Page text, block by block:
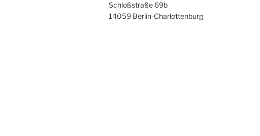
Schloßstraße 69b
14059 Berlin-Charlottenburg